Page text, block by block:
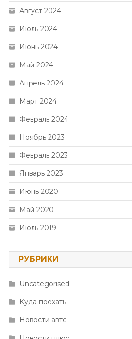
Август 2024
Июль 2024
Июнь 2024
Май 2024
Апрель 2024
Март 2024
Февраль 2024
Ноябрь 2023
Февраль 2023
Январь 2023
Июнь 2020
Май 2020
Июль 2019
РУБРИКИ
Uncategorised
Куда поехать
Новости авто